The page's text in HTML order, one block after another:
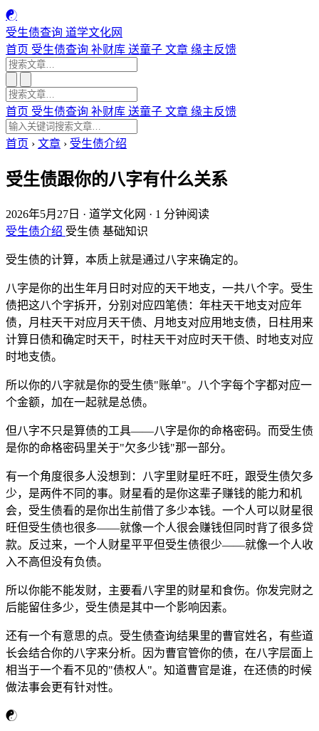
☯
受生债查询 道学文化网
首页 受生债查询 补财库 送童子 文章 缘主反馈
首页 受生债查询 补财库 送童子 文章 缘主反馈
首页 › 文章 › 受生债介绍
受生债跟你的八字有什么关系
2026年5月27日 · 道学文化网 · 1 分钟阅读
受生债介绍 受生债 基础知识
受生债的计算，本质上就是通过八字来确定的。
八字是你的出生年月日时对应的天干地支，一共八个字。受生
债把这八个字拆开，分别对应四笔债：年柱天干地支对应年
债，月柱天干对应月天干债、月地支对应用地支债，日柱用来
计算日债和确定时天干，时柱天干对应时天干债、时地支对应
时地支债。
所以你的八字就是你的受生债"账单"。八个字每个字都对应一
个金额，加在一起就是总债。
但八字不只是算债的工具——八字是你的命格密码。而受生债
是你的命格密码里关于"欠多少钱"那一部分。
有一个角度很多人没想到：八字里财星旺不旺，跟受生债欠多
少，是两件不同的事。财星看的是你这辈子赚钱的能力和机
会，受生债看的是你出生前借了多少本钱。一个人可以财星很
旺但受生债也很多——就像一个人很会赚钱但同时背了很多贷
款。反过来，一个人财星平平但受生债很少——就像一个人收
入不高但没有负债。
所以你能不能发财，主要看八字里的财星和食伤。你发完财之
后能留住多少，受生债是其中一个影响因素。
还有一个有意思的点。受生债查询结果里的曹官姓名，有些道
长会结合你的八字来分析。因为曹官管你的债，在八字层面上
相当于一个看不见的"债权人"。知道曹官是谁，在还债的时候
做法事会更有针对性。
☯